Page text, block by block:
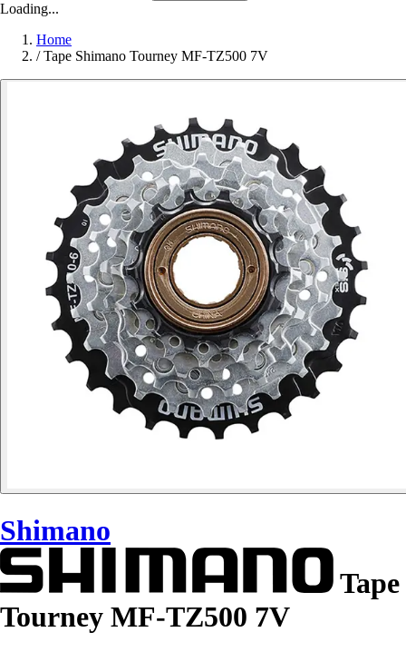
Loading...
Home
/ Tape Shimano Tourney MF-TZ500 7V
Shimano
Tape
Tourney MF-TZ500 7V